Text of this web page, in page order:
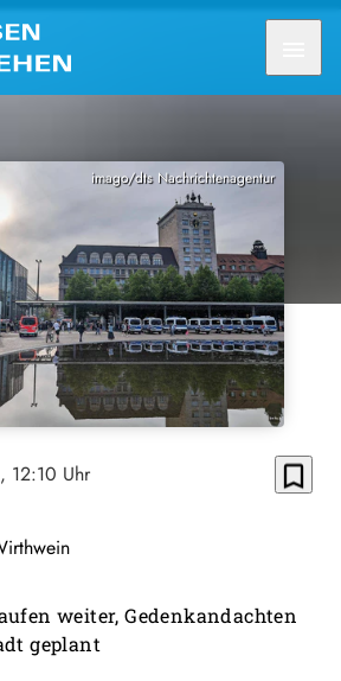
imago/dts Nachrichtenagentur
, 12:10 Uhr bookmark_border
weiter, Gedenkandachten
geplant